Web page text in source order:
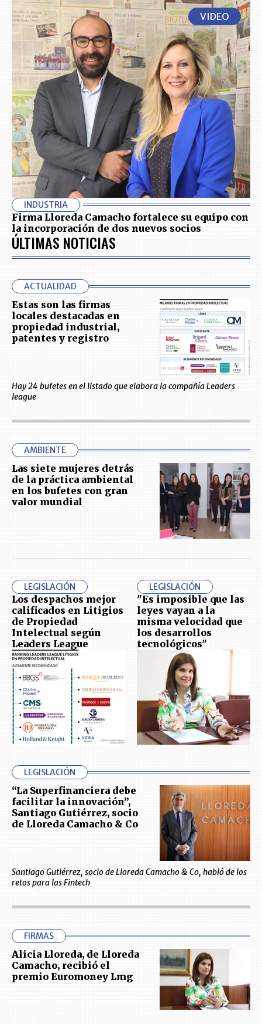
VIDEO
INDUSTRIA
Firma Lloreda Camacho fortalece su equipo con
la incorporación de dos nuevos socios
ÚLTIMAS NOTICIAS
ACTUALIDAD
Estas son las firmas
locales destacadas en
propiedad industrial,
patentes y registro
Hay 24 bufetes en el listado que elabora la compañía Leaders
league
AMBIENTE
Las siete mujeres detrás
de la práctica ambiental
en los bufetes con gran
valor mundial
LEGISLACIÓN
Los despachos mejor
calificados en Litigios
de Propiedad
Intelectual según
Leaders League
LEGISLACIÓN
"Es imposible que las
leyes vayan a la
misma velocidad que
los desarrollos
tecnológicos"
LEGISLACIÓN
“La Superfinanciera debe
facilitar la innovación”,
Santiago Gutiérrez, socio
de Lloreda Camacho & Co
Santiago Gutiérrez, socio de Lloreda Camacho & Co, habló de los
retos para las Fintech
FIRMAS
Alicia Lloreda, de Lloreda
Camacho, recibió el
premio Euromoney Lmg